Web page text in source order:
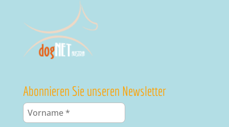
Abonnieren Sie unseren Newsletter